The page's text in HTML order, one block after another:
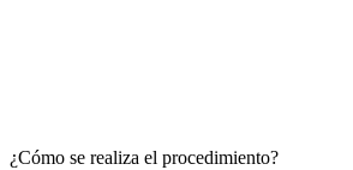
¿Cómo se realiza el procedimiento?